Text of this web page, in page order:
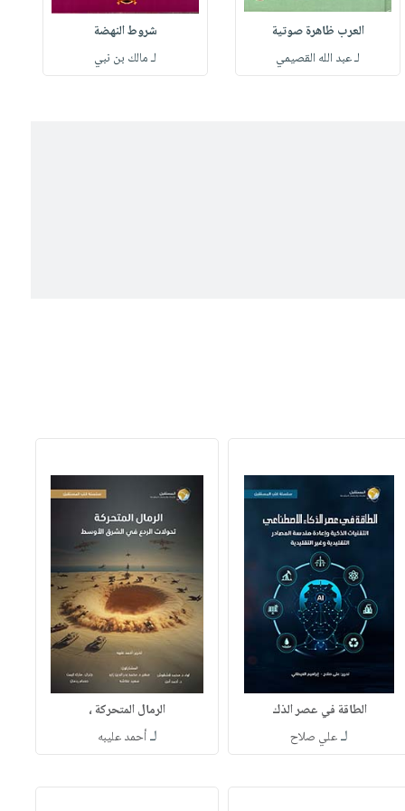
العرب ظاهرة صوتية
لـ عبد الله القصيمي
شروط النهضة
لـ مالك بن نبي
الطاقة في عصر الذك
لـعلي صلاح
الرمال المتحركة ،
لـأحمد عليبه